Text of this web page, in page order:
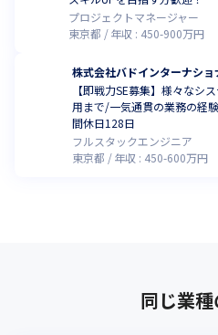
プロジェクトマネージャー
東京都
年収 : 450-900万円
株式会社バドインターナショ
【即戦力SE募集】様々なシ
用まで/一気通貫の業務の経
間休日128日
フルスタックエンジニア
東京都
年収 : 450-600万円
同じ業